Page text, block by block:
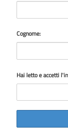
Cognome:
Hai letto e accetti